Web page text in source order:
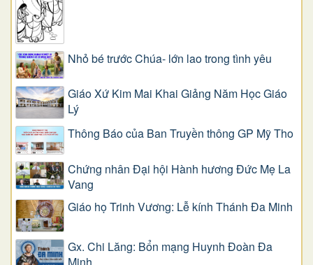
Nhỏ bé trước Chúa- lớn lao trong tình yêu
Giáo Xứ Kim Mai Khai Giảng Năm Học Giáo
Lý
Thông Báo của Ban Truyền thông GP Mỹ Tho
Chứng nhân Đại hội Hành hương Đức Mẹ La
Vang
Giáo họ Trinh Vương: Lễ kính Thánh Đa Minh
Gx. Chi Lăng: Bổn mạng Huynh Đoàn Đa